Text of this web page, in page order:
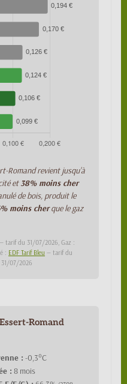
Romand revient jusqu'à
et38% moins cher
de bois, produit le
moins cherque le gaz
tarif du 31/07/2026, Gaz :
: EDF Tarif Bleu — tarif du
07/2026
Romand
: -0,3°C
: 8 mois